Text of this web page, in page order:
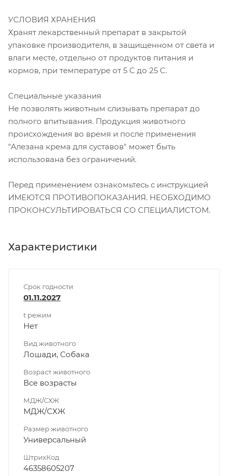
УСЛОВИЯ ХРАНЕНИЯ
Хранят лекарственный препарат в закрытой
упаковке производителя, в защищенном от света и
влаги месте, отдельно от продуктов питания и
кормов, при температуре от 5 С до 25 С.
Специальные указания
Не позволять животным слизывать препарат до
полного впитывания. Продукция животного
происхождения во время и после применения
"Алезана крема для суставов" может быть
использована без ограничений.
Перед применением ознакомьтесь с инструкцией
ИМЕЮТСЯ ПРОТИВОПОКАЗАНИЯ. НЕОБХОДИМО
ПРОКОНСУЛЬТИРОВАТЬСЯ СО СПЕЦИАЛИСТОМ.
Характеристики
Срок годности
01.11.2027
t режим
Нет
Вид животного
Лошади, Собака
Возраст животного
Все возрасты
МДЖ/СХЖ
МДЖ/СХЖ
Размер животного
Универсальный
ШтрихКод
46358605207